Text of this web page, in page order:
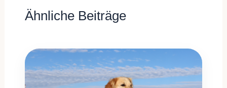
Ähnliche Beiträge